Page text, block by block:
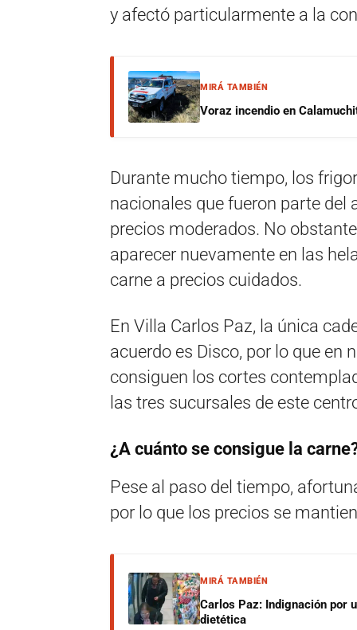
y afectó particularmente a la
MIRÁ TAMBIÉN
Voraz incendio en
Durante mucho tiempo, los
nacionales que fueron parte del
precios moderados. No
aparecer nuevamente en las
carne a precios cuidados.
En Villa Carlos Paz, la única
acuerdo es Disco, por lo que en
consiguen los cortes
las tres sucursales de este
¿A cuánto se consigue la
Pese al paso del tiempo,
por lo que los precios se
MIRÁ TAMBIÉN
Carlos Paz: Indignación por
dietética